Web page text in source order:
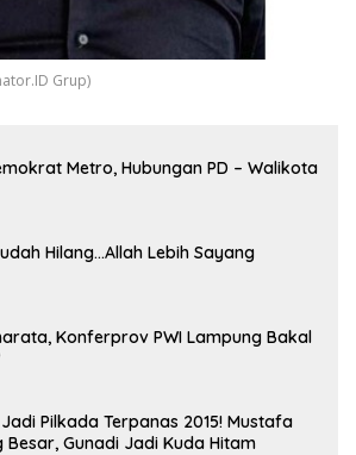
Grup)
Metro, Hubungan PD – Walikota
Hilang…Allah Lebih Sayang
Konferprov PWI Lampung Bakal
Pilkada Terpanas 2015! Mustafa
Besar, Gunadi Jadi Kuda Hitam